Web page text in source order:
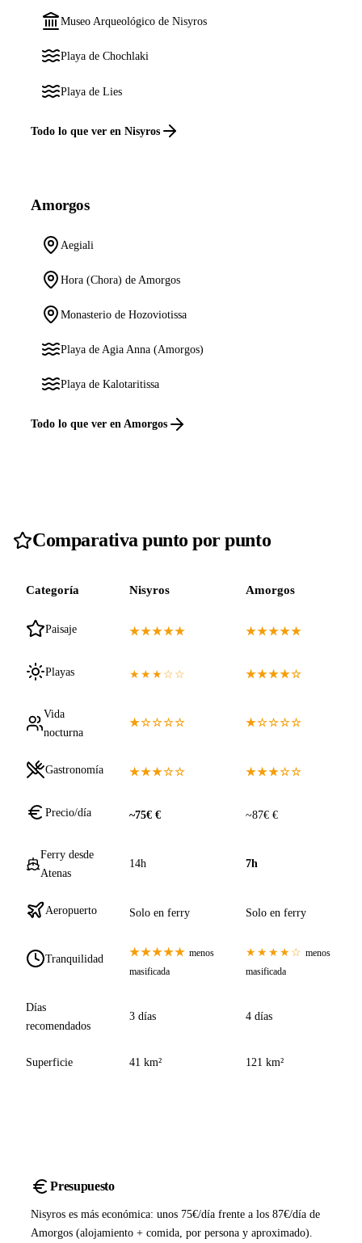
Museo Arqueológico de Nisyros
Playa de Chochlaki
Playa de Lies
Todo lo que ver en Nisyros
Amorgos
Aegiali
Hora (Chora) de Amorgos
Monasterio de Hozoviotissa
Playa de Agia Anna (Amorgos)
Playa de Kalotaritissa
Todo lo que ver en Amorgos
Comparativa punto por punto
Categoría Nisyros Amorgos
Paisaje ★★★★★ ★★★★★
Playas ★★★☆☆ ★★★★☆
Vida
nocturna
★☆☆☆☆ ★☆☆☆☆
Gastronomía ★★★☆☆ ★★★☆☆
Precio/día ~75€ € ~87€ €
Ferry desde
Atenas
14h 7h
Aeropuerto Solo en ferry Solo en ferry
Tranquilidad ★★★★★ menos
masificada
★★★★☆ menos
masificada
Días
recomendados
3 días 4 días
Superficie 41 km² 121 km²
Presupuesto
Nisyros es más económica: unos 75€/día frente a los 87€/día de
Amorgos (alojamiento + comida, por persona y aproximado).